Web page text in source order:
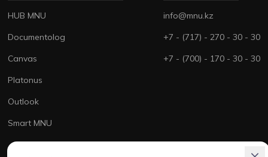
info@mnu.kz
+7 - (717) - 270 - 30 - 30
+7 - (700) - 170 - 30 - 30
HUB MNU
Documentolog
Canvas
Platonus
Outlook
Smart MNU